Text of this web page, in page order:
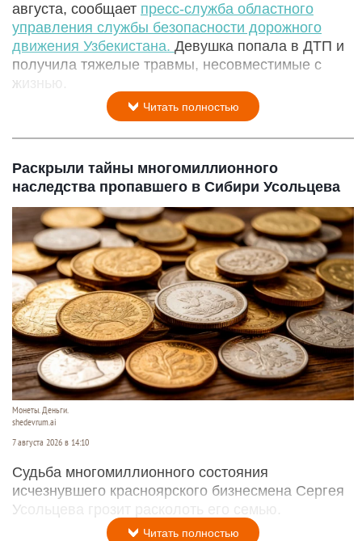
августа, сообщает пресс-служба областного
управления службы безопасности дорожного
движения Узбекистана. Девушка попала в ДТП и
получила тяжелые травмы, несовместимые с
жизнью.
Читать полностью
Раскрыли тайны многомиллионного
наследства пропавшего в Сибири Усольцева
Монеты. Деньги.
shedevrum.ai
7 августа 2026 в 14:10
Судьба многомиллионного состояния
исчезнувшего красноярского бизнесмена Сергея
Усольцева грозит расколоть его семью.
Читать полностью